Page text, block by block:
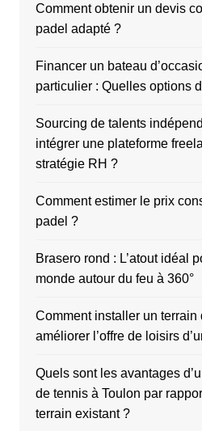
Comment obtenir un devis
padel adapté ?
Financer un bateau
particulier : Quelles options
Sourcing de talents
intégrer une plateforme
stratégie RH ?
Comment estimer le prix
padel ?
Brasero rond : L’atout idéal
monde autour du feu à 360°
Comment installer un terrain
améliorer l’offre de loisirs
Quels sont les avantages
de tennis à Toulon par
terrain existant ?